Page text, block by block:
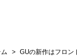
GUの新作はフロン